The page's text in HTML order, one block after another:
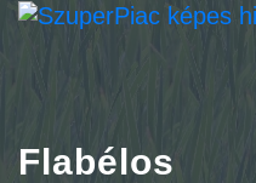
Flabélos